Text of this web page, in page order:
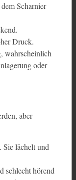
Scharnier
Druck.
wahrscheinlich
oder
aber
Sie lächelt und
schlecht hörend